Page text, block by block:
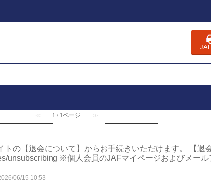
≪ 1 / 1ページ ≫
の【退会について】からお手続きいただけます。 【退
unsubscribing ※個人会員のJAFマイページおよびメール
06/15 10:53